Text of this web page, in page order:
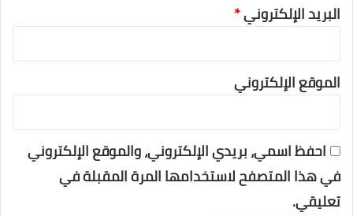
البريد الإلكتروني*
الموقع الإلكتروني
احفظ اسمي، بريدي الإلكتروني، والموقع الإلكتروني
في هذا المتصفح لاستخدامها المرة المقبلة في
تعليقي.